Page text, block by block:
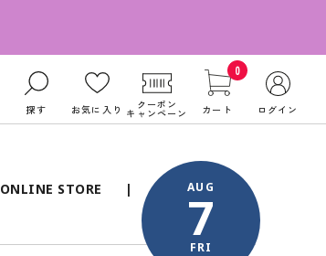
探す お気に入り クーポン
キャンペーン
0
カート ログイン
ONLINE STORE AUG
7
FRI